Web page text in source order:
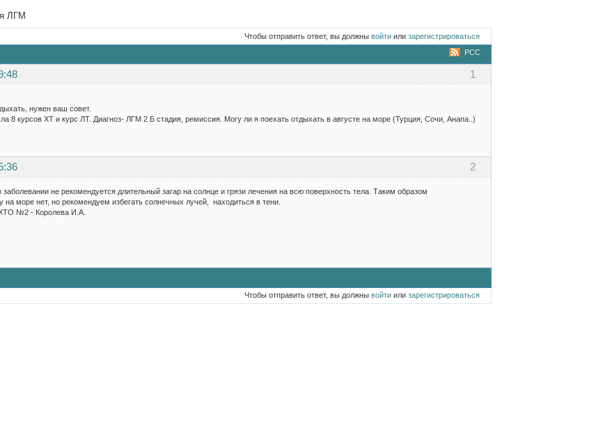
ЛГМ
Чтобы отправить ответ, вы должнывойти илизарегистрироваться
РСС
1
нужен ваш совет.
8 курсов ХТ и курс ЛТ. Диагноз- ЛГМ 2 Б стадия, ремиссия. Могу ли я поехать отдыхать в августе на море (Турция, Сочи, Анапа..)
2
не рекомендуется длительный загар на солнце и грязи лечения на всю поверхность тела. Таким образом
на море нет, но рекомендуем избегать солнечных лучей, находиться в тени.
№2 - Королева И.А.
Чтобы отправить ответ, вы должнывойти илизарегистрироваться